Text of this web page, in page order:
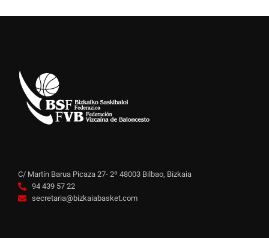
C/ Martín Barua Picaza 27- 2º 48003 Bilbao, Bizkaia
94 439 57 22
secretaria@bizkaiabasket.com